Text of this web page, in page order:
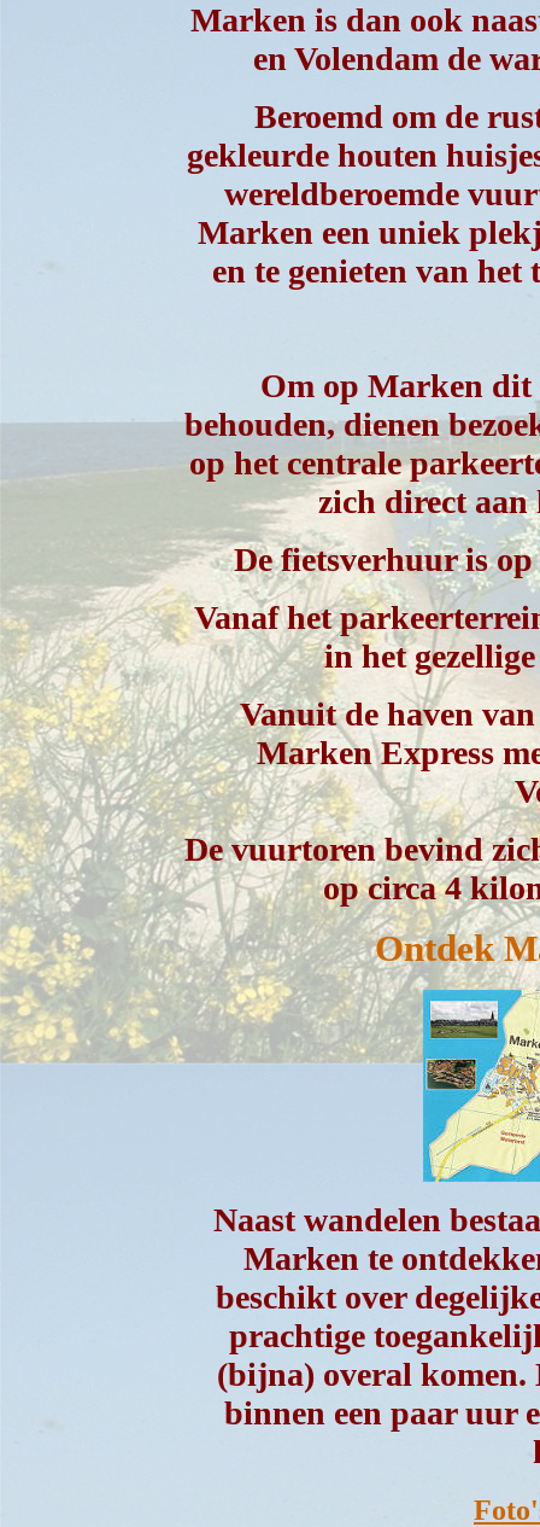
Marken is dan ook
en Volendam de
Beroemd om de
gekleurde houten
wereldberoemde
Marken een uniek
en te genieten van
Om op Marken dit
behouden, dienen
op het centrale
zich direct
De fietsverhuur is
Vanaf het
in het
Vanuit de haven
Marken Express
De vuurtoren bevind
op circa 4
Ontdek
Naast wandelen
Marken te
beschikt over
prachtige
(bijna) overal komen.
binnen een paar uur